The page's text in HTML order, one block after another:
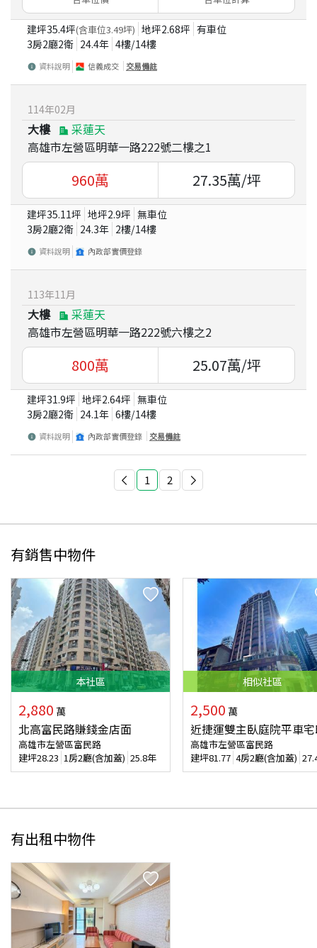
建坪35.4坪(含車位3.49坪) 地坪2.68坪 有車位
3房2廳2衛 24.4年 4樓/14樓
資料說明 信義成交 交易備註
114年02月
大樓
采蓮天
高雄市左營區明華一路222號二樓之1
960萬 27.35萬/坪
建坪35.11坪 地坪2.9坪 無車位
3房2廳2衛 24.3年 2樓/14樓
資料說明 內政部實價登錄
113年11月
大樓
采蓮天
高雄市左營區明華一路222號六樓之2
800萬 25.07萬/坪
建坪31.9坪 地坪2.64坪 無車位
3房2廳2衛 24.1年 6樓/14樓
資料說明 內政部實價登錄 交易備註
1 2
有銷售中物件
本社區
2,880 萬
北高富民路賺錢金店面
高雄市左營區富民路
建坪28.23 1房2廳(含加蓋) 25.8年
相似社區
2,500 萬
近捷運雙主臥庭院平車
高雄市左營區富民路
建坪81.77 4房2廳(含加蓋)
有出租中物件